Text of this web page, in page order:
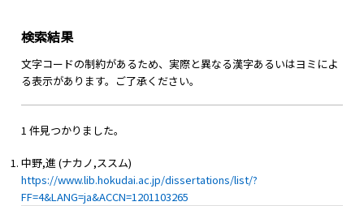
検索結果
文字コードの制約があるため、実際と異なる漢字あるいはヨミによ
る表示があります。ご了承ください。
1 件見つかりました。
中野,進 (ナカノ,ススム)
https://www.lib.hokudai.ac.jp/dissertations/list/?
FF=4&LANG=ja&ACCN=1201103265